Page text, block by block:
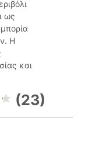
ως
Η
και
(23)